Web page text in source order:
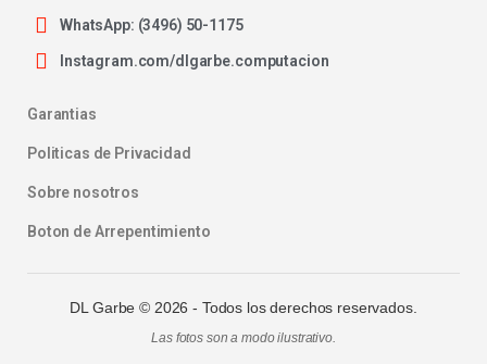
WhatsApp: (3496) 50-1175
Instagram.com/dlgarbe.computacion
Garantias
Politicas de Privacidad
Sobre nosotros
Boton de Arrepentimiento
DL Garbe © 2026 - Todos los derechos reservados.
Las fotos son a modo ilustrativo.